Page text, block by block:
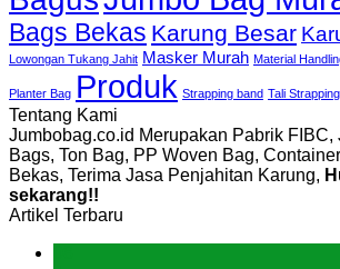
Bags Bekas Karung Besar
Lowongan Tukang Jahit Masker Murah Material
Planter Bag Produk Strapping band Tali Strapping
Tentang Kami
Jumbobag.co.id Merupakan Pabrik FIBC,
Bags, Ton Bag, PP Woven Bag,
Bekas, Terima Jasa Penjahitan Karung,
sekarang!!
Artikel Terbaru